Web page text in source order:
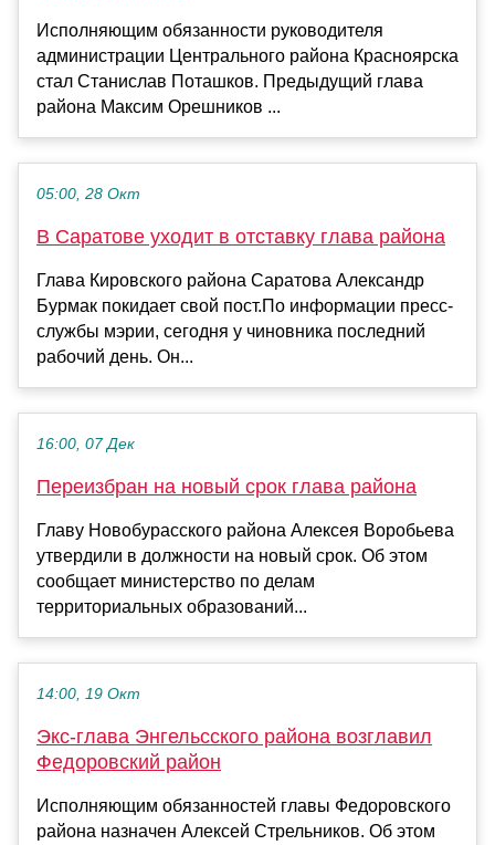
Исполняющим обязанности руководителя
администрации Центрального района Красноярска
стал Станислав Поташков. Предыдущий глава
района Максим Орешников ...
05:00, 28 Окт
В Саратове уходит в отставку глава района
Глава Кировского района Саратова Александр
Бурмак покидает свой пост.По информации пресс-
службы мэрии, сегодня у чиновника последний
рабочий день. Он...
16:00, 07 Дек
Переизбран на новый срок глава района
Главу Новобурасского района Алексея Воробьева
утвердили в должности на новый срок. Об этом
сообщает министерство по делам
территориальных образований...
14:00, 19 Окт
Экс-глава Энгельсского района возглавил
Федоровский район
Исполняющим обязанностей главы Федоровского
района назначен Алексей Стрельников. Об этом